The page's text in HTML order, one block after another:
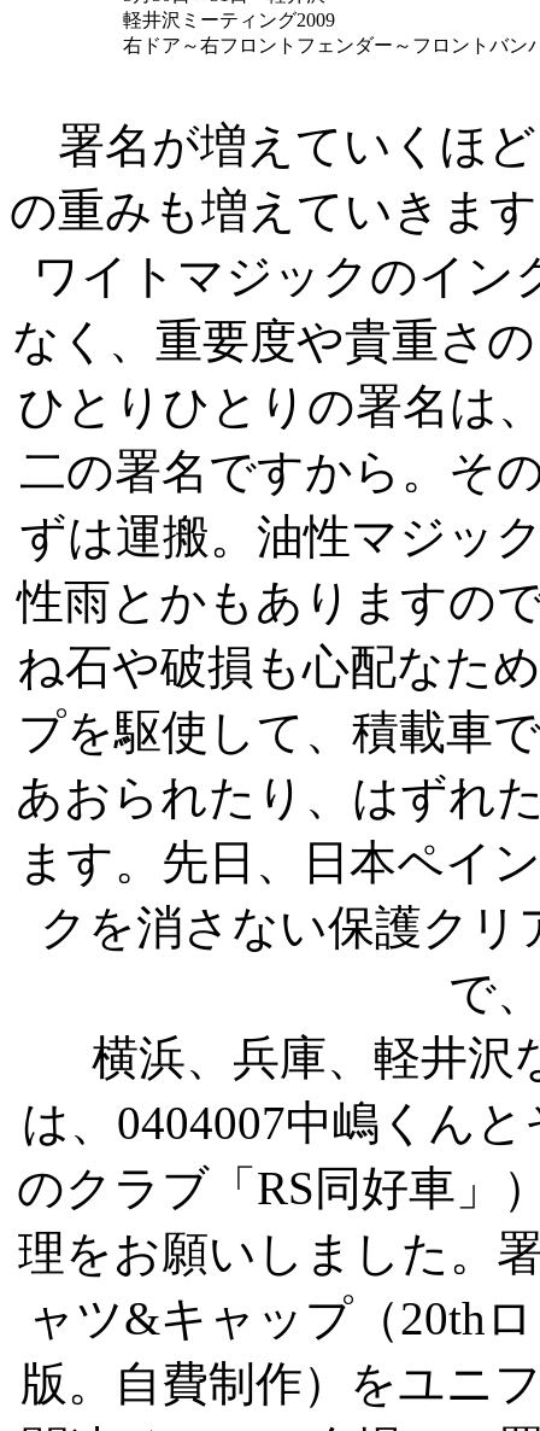
軽井沢ミーティング2009
右ドア～右フロントフェンダー～フロントバン
署名が増えていくほ
の重みも増えていきま
ワイトマジックのイ
なく、重要度や貴重さ
ひとりひとりの署名は
二の署名ですから。そ
ずは運搬。油性マジッ
性雨とかもありますの
ね石や破損も心配なた
プを駆使して、積載車
あおられたり、はずれ
ます。先日、日本ペイ
クを消さない保護ク
で
横浜、兵庫、軽井沢
は、0404007中嶋くん
のクラブ「RS同好車」
理をお願いしました。
ャツ&キャップ（20th
版。自費制作）をユニ